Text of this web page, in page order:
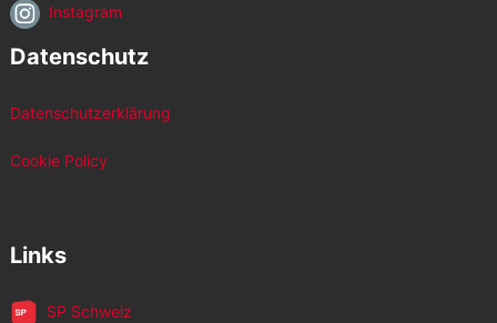
Instagram
Datenschutz
Datenschutzerklärung
Cookie Policy
Links
SP Schweiz